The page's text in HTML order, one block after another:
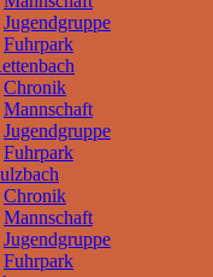
Jugendgruppe
Fuhrpark
Chronik
Mannschaft
Jugendgruppe
Fuhrpark
Chronik
Mannschaft
Jugendgruppe
Fuhrpark